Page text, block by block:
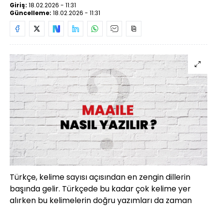
Giriş: 18.02.2026 - 11:31
Güncelleme: 18.02.2026 - 11:31
Türkçe, kelime sayısı açısından en zengin dillerin
başında gelir. Türkçede bu kadar çok kelime yer
alırken bu kelimelerin doğru yazımları da zaman